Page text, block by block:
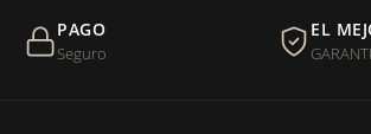
¿Sus productos son libres de níquel?
PAGO
Seguro
EL